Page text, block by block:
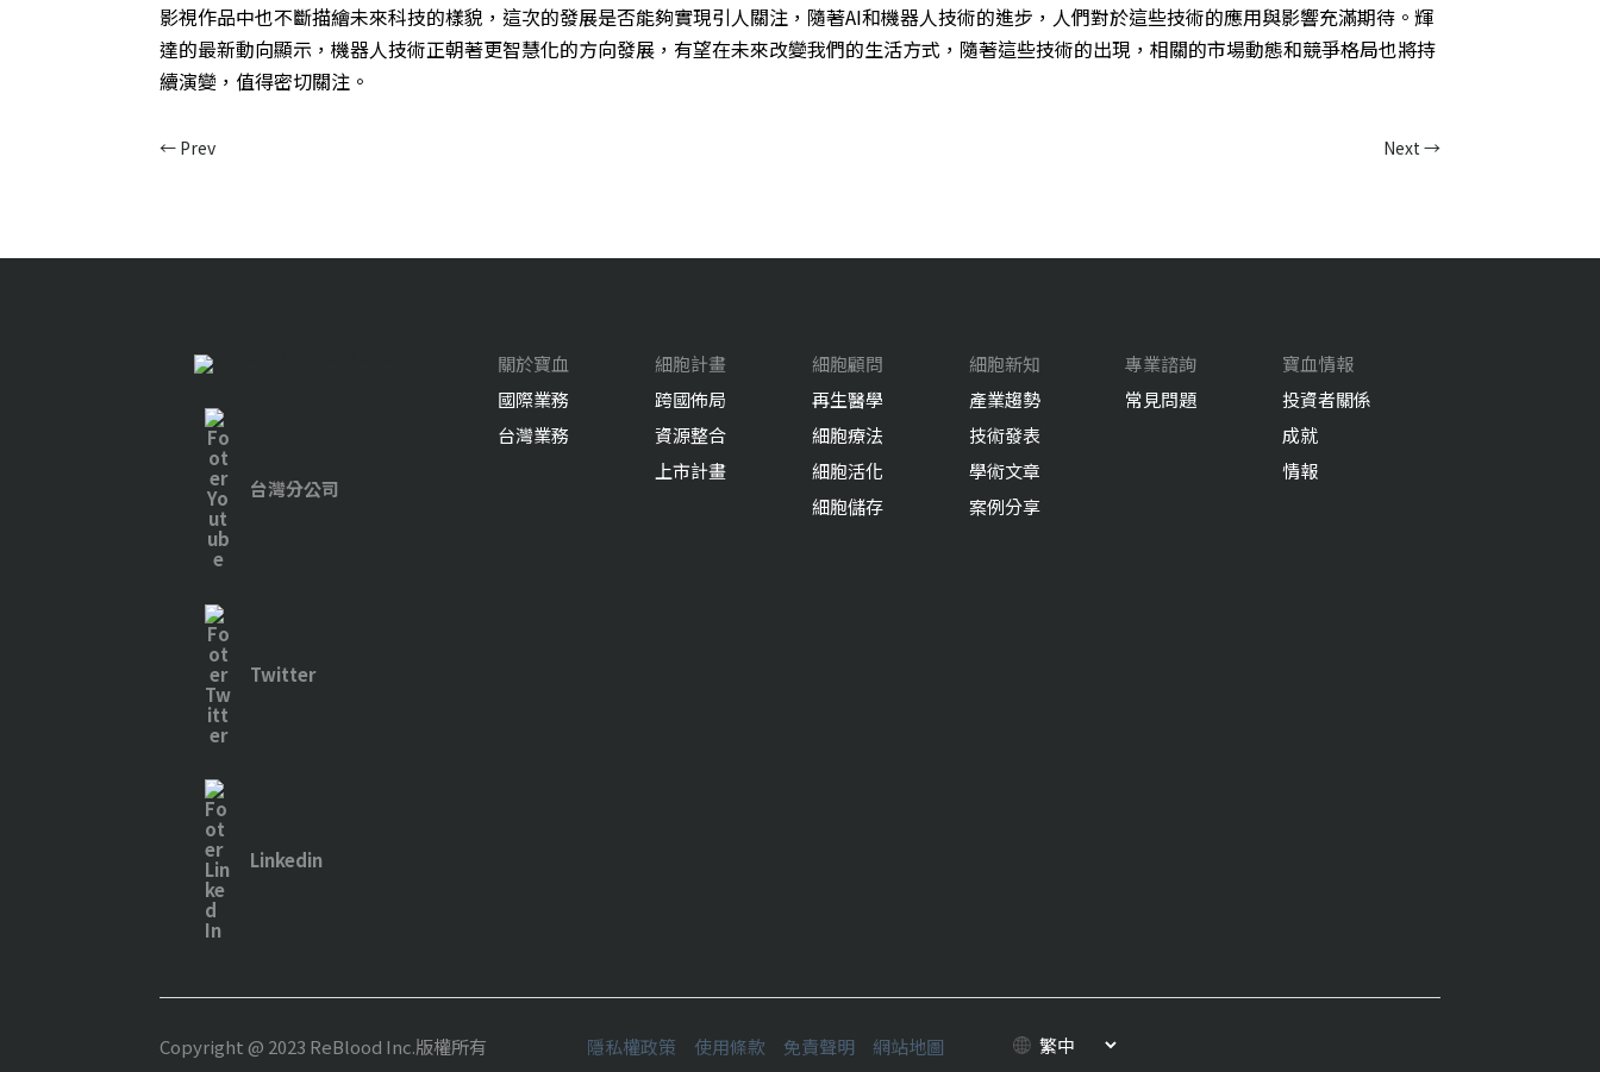
影視作品中也不斷描繪未來科技的樣貌，這次的發展是否能夠實現引人關注，隨著AI和機器人技術的進步，人們對於這些技術的應用與影響充滿期待。輝
達的最新動向顯示，機器人技術正朝著更智慧化的方向發展，有望在未來改變我們的生活方式， 隨著這些技術的出現，相關的市場動態和競爭格局也將持
續演變，值得密切關注。
← Prev Next →
台灣分公司
Twitter
Linkedin
關於寶血
國際業務
台灣業務
細胞計畫
跨國佈局
資源整合
上市計畫
細胞顧問
再生醫學
細胞療法
細胞活化
細胞儲存
細胞新知
產業趨勢
技術發表
學術文章
案例分享
專業諮詢
常見問題
寶血情報
投資者關係
成就
情報
Copyright @ 2023 ReBlood Inc.版權所有 隱私權政策 使用條款 免責聲明 網站地圖